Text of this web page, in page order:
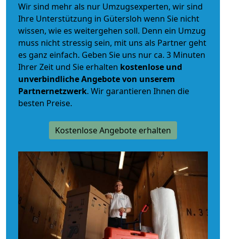
Wir sind mehr als nur Umzugsexperten, wir sind
Ihre Unterstützung in Gütersloh wenn Sie nicht
wissen, wie es weitergehen soll. Denn ein Umzug
muss nicht stressig sein, mit uns als Partner geht
es ganz einfach. Geben Sie uns nur ca. 3 Minuten
Ihrer Zeit und Sie erhalten kostenlose und
unverbindlicheAngebote von unserem
Partnernetzwerk. Wir garantieren Ihnen die
besten Preise.
Kostenlose Angebote erhalten